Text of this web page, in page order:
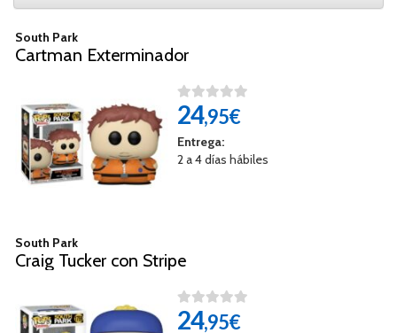
South Park
Cartman Exterminador
24,95€
Entrega:
2 a 4 días hábiles
South Park
Craig Tucker con Stripe
24,95€